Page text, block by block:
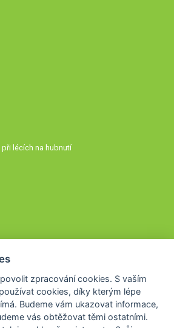
lécích na hubnutí
údaji
povolit zpracování cookies. S vaším
cookies, díky kterým lépe
. Budeme vám ukazovat informace,
vás obtěžovat těmi ostatními.